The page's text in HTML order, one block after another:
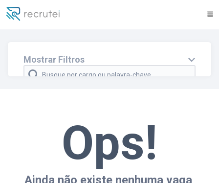
Mostrar Filtros
Ops!
Ainda não existe nenhuma vaga